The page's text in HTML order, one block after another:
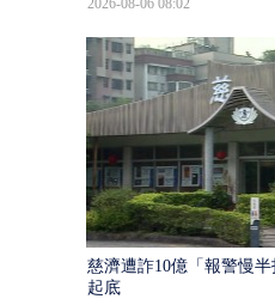
2026-08-06 08:02
慈濟遭詐10億「報警慢半
起底